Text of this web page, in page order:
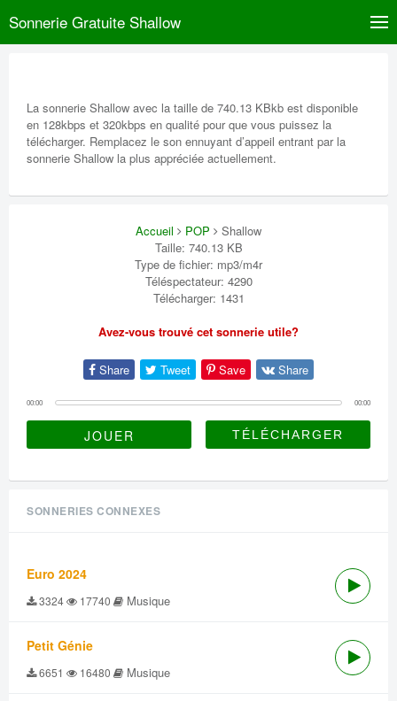
Sonnerie Gratuite Shallow
La sonnerie Shallow avec la taille de 740.13 KBkb est disponible
en 128kbps et 320kbps en qualité pour que vous puissez la
télécharger. Remplacez le son ennuyant d’appeil entrant par la
sonnerie Shallow la plus appréciée actuellement.
Accueil POP
Shallow
Taille: 740.13 KB
Type de fichier: mp3/m4r
Téléspectateur: 4290
Télécharger: 1431
Avez-vous trouvé cet sonnerie utile?
Share Tweet Save Share
00:00 00:00
JOUER
SONNERIES CONNEXES
Euro 2024
3324 17740 Musique
Petit Génie
6651 16480 Musique